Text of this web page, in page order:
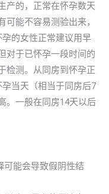
产的，正常在怀孕数天
能不容易测验出来，
的女性正常建议用早
对于已怀孕一段时间的
检测。从同房到怀孕正
当天（相当于同房后7
。一般在同房14天以后
可能会导致假阴性结